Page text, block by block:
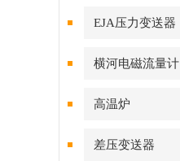
EJA压力变送器
横河电磁流量计
高温炉
差压变送器